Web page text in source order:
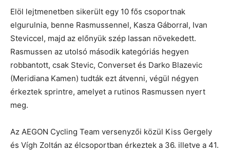
Elöl lejtmenetben sikerült egy 10 fős csoportnak
elgurulnia, benne Rasmussennel, Kasza Gáborral, Ivan
Steviccel, majd az előnyük szép lassan növekedett.
Rasmussen az utolsó második kategóriás hegyen
robbantott, csak Stevic, Converset és Darko Blazevic
(Meridiana Kamen) tudták ezt átvenni, végül négyen
érkeztek sprintre, amelyet a rutinos Rasmussen nyert
meg.
Az AEGON Cycling Team versenyzői közül Kiss Gergely
és Vígh Zoltán az élcsoportban érkeztek a 36. illetve a 41.